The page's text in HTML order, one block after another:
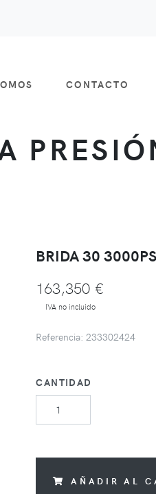
CONTACTO
BRIDA 30
163,350 €
IVA no incluido
Referencia: 233302424
CANTIDAD
AÑADIR AL